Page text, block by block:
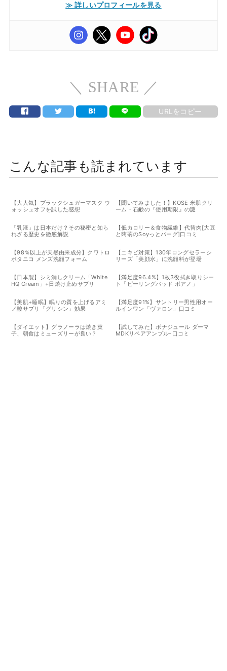
≫ 詳しいプロフィールを見る
＼ SHARE ／
URLをコピー
こんな記事も読まれています
【大人気】ブラックシュガーマスク ウ
ォッシュオフを試した感想
【聞いてみました！】KOSE 米肌クリ
ーム・石鹸の『使用期限』の謎
「乳液」は日本だけ？その秘密と知ら
れざる歴史を徹底解説
【低カロリー＆食物繊維】代替肉[大豆
と蒟蒻のSoyっとバーグ]口コミ
【98％以上が天然由来成分】クワトロ
ボタニコ メンズ洗顔フォーム
【ニキビ対策】130年ロングセラーシ
リーズ「美顔水」に洗顔料が登場
【日本製】シミ消しクリーム「White
HQ Cream」+日焼け止めサプリ
【満足度96.4%】1枚3役拭き取りシー
ト「ピーリングパッド ポアノ」
【美肌+睡眠】眠りの質を上げるアミ
ノ酸サプリ「グリシン」効果
【満足度91%】サントリー男性用オー
ルインワン「ヴァロン」口コミ
【ダイエット】グラノーラは焼き菓
子、朝食はミューズリーが良い？
【試してみた】ボナジュール ダーマ
MDKリペアアンプルｰ口コミ